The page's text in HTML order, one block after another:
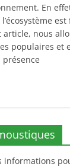
En
article, nous
populaires et
informations